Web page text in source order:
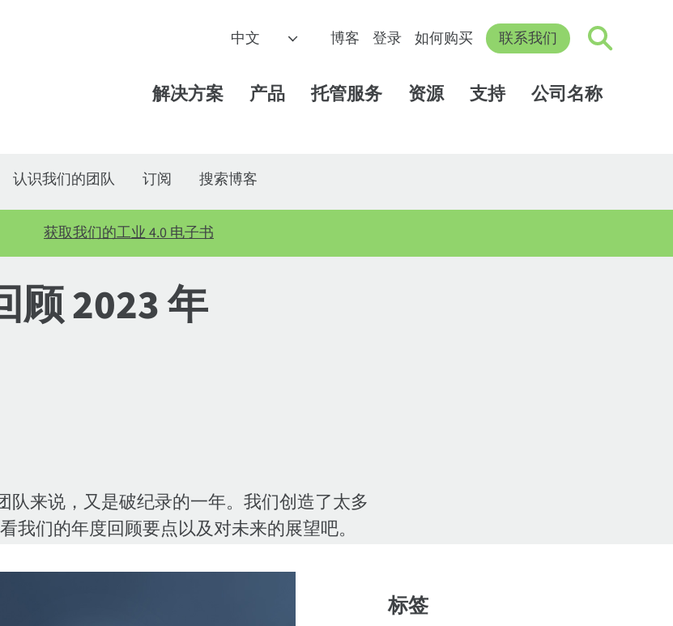
博客 登录 如何购买 联系我们
解决方案 产品 托管服务 资源 支持 公司名称
认识我们的团队 订阅 搜索博客
获取我们的工业 4.0 电子书
顾 2023 年
队来说，又是破纪录的一年。我们创造了太多
我们的年度回顾要点以及对未来的展望吧。
标签